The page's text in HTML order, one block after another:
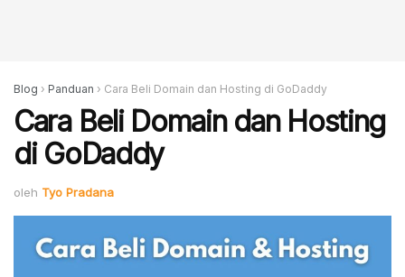
Blog › Panduan › Cara Beli Domain dan Hosting di GoDaddy
Cara Beli Domain dan Hosting
di GoDaddy
oleh Tyo Pradana